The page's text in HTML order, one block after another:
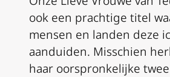
ook een prachtige titel
mensen en landen deze
aanduiden. Misschien
haar oorspronkelijke